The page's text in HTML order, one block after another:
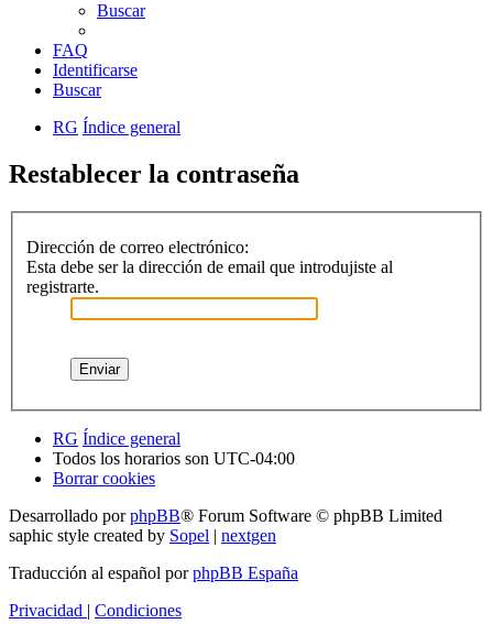
Buscar
FAQ
Identificarse
Buscar
RG Índice general
Restablecer la contraseña
Dirección de correo electrónico:
Esta debe ser la dirección de email que introdujiste al
registrarte.
RG Índice general
Todos los horarios son UTC-04:00
Borrar cookies
Desarrollado porphpBB® Forum Software © phpBB Limited
saphic style created by Sopel | nextgen
Traducción al español porphpBB España
Privacidad | Condiciones